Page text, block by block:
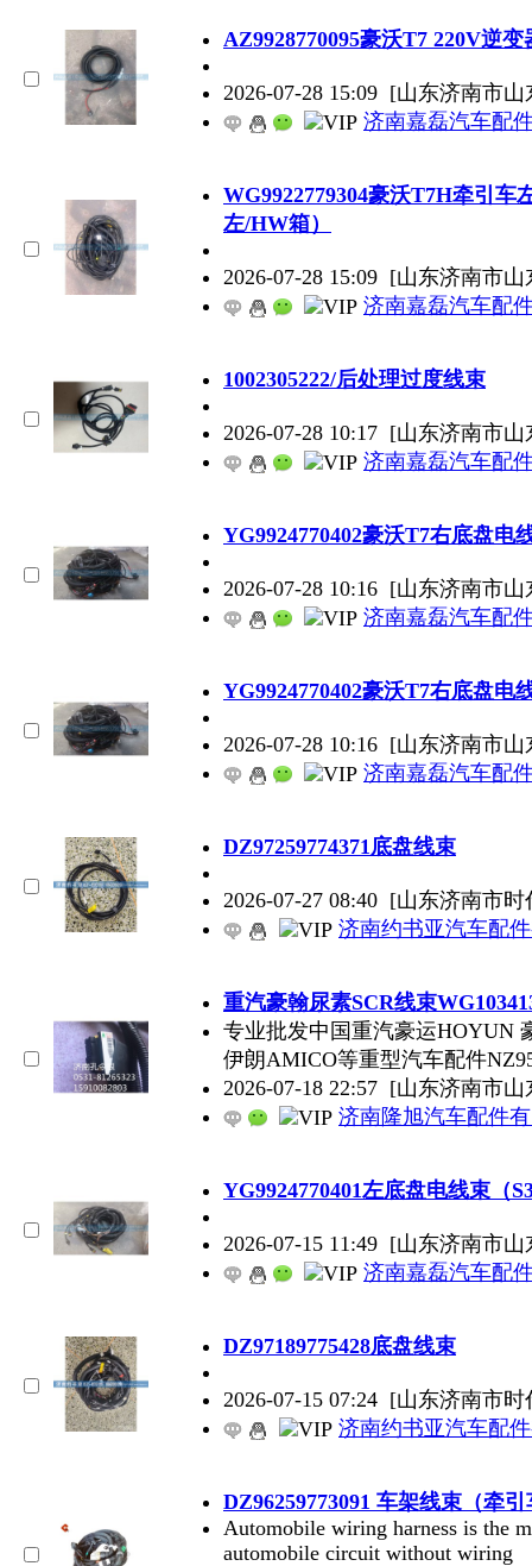
AZ9928770095豪沃T7 220V逆
2026-07-28 15:09 [山东济南市
济南嘉磊汽车配
WG9922779304豪沃T7H牵引车
左/HW箱）
2026-07-28 15:09 [山东济南市
济南嘉磊汽车配
1002305222/后处理过度线束
2026-07-28 10:17 [山东济南市
济南嘉磊汽车配
YG9924770402豪沃T7右底盘电
2026-07-28 10:16 [山东济南市
济南嘉磊汽车配
YG9924770402豪沃T7右底盘电
2026-07-28 10:16 [山东济南市
济南嘉磊汽车配
DZ97259774371底盘线束
2026-07-27 08:40 [山东济南市时
济南约书亚汽车配
重汽豪翰尿素SCR线束
专业批发中国重汽豪运HOYUN
伊朗AMICO等重型汽车配件
2026-07-18 22:57 [山东济南市
济南隆旭汽车配件
YG9924770401左底盘电线束（
2026-07-15 11:49 [山东济南市
济南嘉磊汽车配
DZ97189775428底盘线束
2026-07-15 07:24 [山东济南市时
济南约书亚汽车配
DZ96259773091 车架线束（牵
Automobile wiring harness is the
automobile circuit without wiring